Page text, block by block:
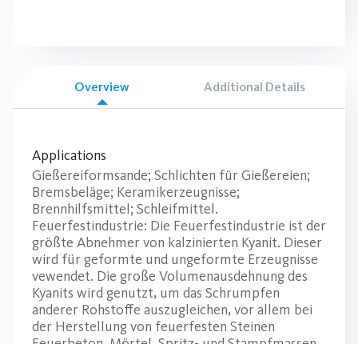
Overview Additional Details
Applications
Gießereiformsande; Schlichten für Gießereien;
Bremsbeläge; Keramikerzeugnisse;
Brennhilfsmittel; Schleifmittel.
Feuerfestindustrie: Die Feuerfestindustrie ist der
größte Abnehmer von kalzinierten Kyanit. Dieser
wird für geformte und ungeformte Erzeugnisse
vewendet. Die große Volumenausdehnung des
Kyanits wird genutzt, um das Schrumpfen
anderer Rohstoffe auszugleichen, vor allem bei
der Herstellung von feuerfesten Steinen